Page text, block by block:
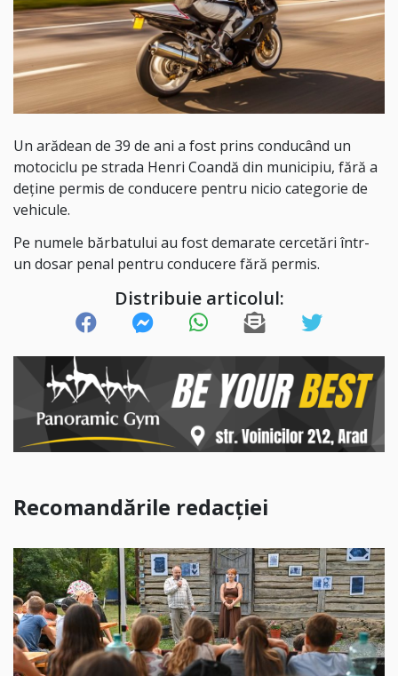
Un arădean de 39 de ani a fost prins conducând un
motociclu pe strada Henri Coandă din municipiu, fără a
deține permis de conducere pentru nicio categorie de
vehicule.
Pe numele bărbatului au fost demarate cercetări într-
un dosar penal pentru conducere fără permis.
Distribuie articolul:
Recomandările redacției